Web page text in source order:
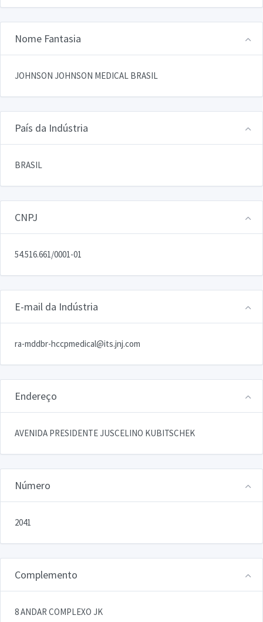
Nome Fantasia
JOHNSON JOHNSON MEDICAL BRASIL
País da Indústria
BRASIL
CNPJ
54.516.661/0001-01
E-mail da Indústria
ra-mddbr-hccpmedical@its.jnj.com
Endereço
AVENIDA PRESIDENTE JUSCELINO KUBITSCHEK
Número
2041
Complemento
8 ANDAR COMPLEXO JK